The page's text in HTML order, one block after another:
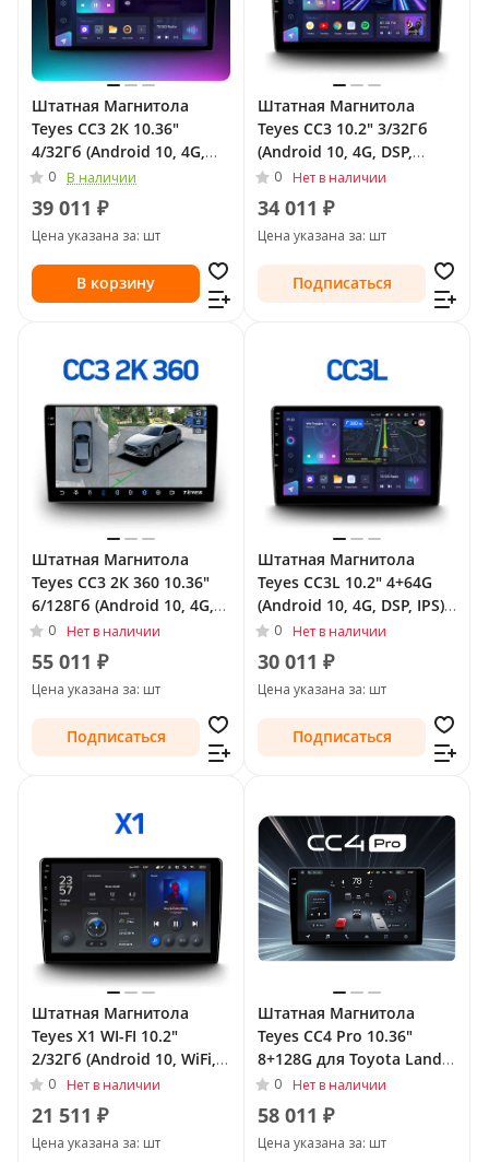
Штатная Магнитола
Teyes CC3 2К 10.36"
4/32Гб (Android 10, 4G,
DSP, QLed) для Toyota
Land Cruiser Prado 150
Series Рестайлинг 1 2013
- 2017
0 В наличии
39 011 ₽
Цена указана за: шт
В корзину
Штатная Магнитола
Teyes CC3 10.2" 3/32Гб
(Android 10, 4G, DSP,
QLed) для Toyota Land
Cruiser Prado 150 Series
Рестайлинг 1 2013 - 2017
0 Нет в наличии
34 011 ₽
Цена указана за: шт
Подписаться
Штатная Магнитола
Teyes CC3 2К 360 10.36"
6/128Гб (Android 10, 4G,
DSP, QLed) - круговой
обзор для Toyota Land
Cruiser Prado 150 Series
Рестайлинг 1 2013 - 2017
0 Нет в наличии
55 011 ₽
Цена указана за: шт
Подписаться
Штатная Магнитола
Teyes CC3L 10.2" 4+64G
(Android 10, 4G, DSP, IPS)
для Toyota Land Cruiser
Prado 150 Series
Рестайлинг 1 2013 - 2017
0 Нет в наличии
30 011 ₽
Цена указана за: шт
Подписаться
Штатная Магнитола
Teyes X1 WI-FI 10.2"
2/32Гб (Android 10, WiFi,
DSP, IPS) для Toyota Land
Cruiser Prado 150 Series
Рестайлинг 1 2013 - 2017
0 Нет в наличии
21 511 ₽
Цена указана за: шт
Штатная Магнитола
Teyes CC4 Pro 10.36"
8+128G для Toyota Land
Cruiser Prado 150 Series
Рестайлинг 1 2013 - 2017
0 Нет в наличии
58 011 ₽
Цена указана за: шт